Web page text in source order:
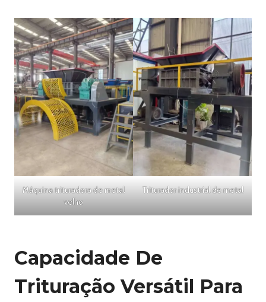
Máquina trituradora de metal
velho
Triturador industrial de metal
Capacidade De
Trituração Versátil Para